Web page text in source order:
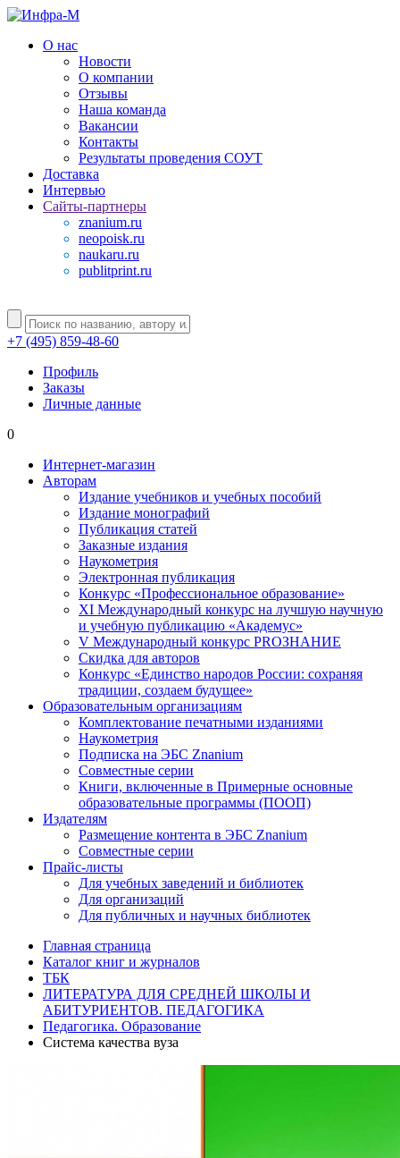
О нас
Новости
О компании
Отзывы
Наша команда
Вакансии
Контакты
Результаты проведения СОУТ
Доставка
Интервью
Сайты-партнеры
znanium.ru
neopoisk.ru
naukaru.ru
publitprint.ru
+7 (495) 859-48-60
Профиль
Заказы
Личные данные
0
Интернет-магазин
Авторам
Издание учебников и учебных пособий
Издание монографий
Публикация статей
Заказные издания
Наукометрия
Электронная публикация
Конкурс «Профессиональное образование»
XI Международный конкурс на лучшую научную
и учебную публикацию «Академус»
V Международный конкурс PROЗНАНИЕ
Скидка для авторов
Конкурс «Единство народов России: сохраняя
традиции, создаем будущее»
Образовательным организациям
Комплектование печатными изданиями
Наукометрия
Подписка на ЭБС Znanium
Совместные серии
Книги, включенные в Примерные основные
образовательные программы (ПООП)
Издателям
Размещение контента в ЭБС Znanium
Совместные серии
Прайс-листы
Для учебных заведений и библиотек
Для организаций
Для публичных и научных библиотек
Главная страница
Каталог книг и журналов
ТБК
ЛИТЕРАТУРА ДЛЯ СРЕДНЕЙ ШКОЛЫ И
АБИТУРИЕНТОВ. ПЕДАГОГИКА
Педагогика. Образование
Система качества вуза